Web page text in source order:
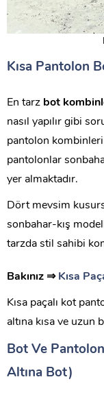
Kısa Pantolon
En tarz bot
nasıl yapılır gibi
pantolon
pantolonlar
yer almaktadır.
Dört mevsim
sonbahar-kış
tarzda stil sahibi
Bakınız ⇒ Kısa
Kısa paçalı kot
altına kısa ve
Bot Ve
Altına Bot)